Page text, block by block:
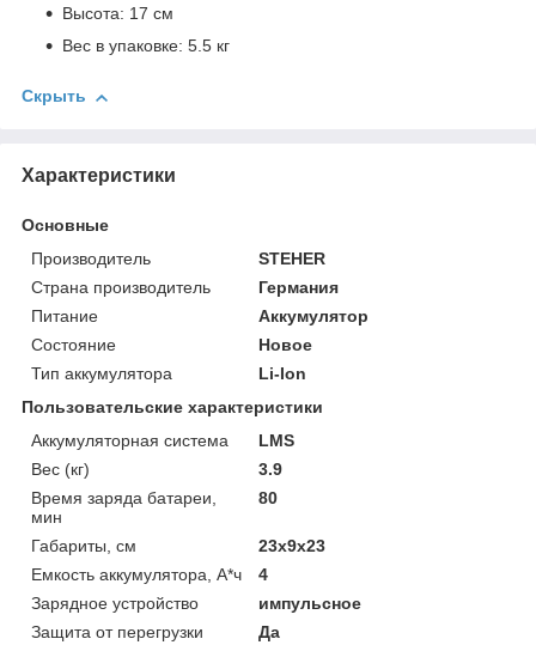
Высота: 17 см
Вес в упаковке: 5.5 кг
Скрыть
Характеристики
Основные
Производитель
STEHER
Страна производитель
Германия
Питание
Аккумулятор
Состояние
Новое
Тип аккумулятора
Li-Ion
Пользовательские характеристики
Аккумуляторная система
LMS
Вес (кг)
3.9
Время заряда батареи,
мин
80
Габариты, см
23x9x23
Емкость аккумулятора, А*ч
4
Зарядное устройство
импульсное
Защита от перегрузки
Да